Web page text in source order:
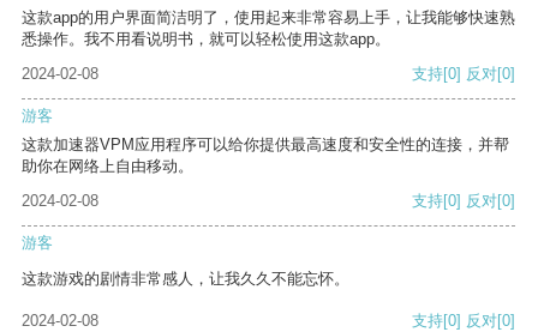
这款app的用户界面简洁明了，使用起来非常容易上手，让我能够快速熟
悉操作。我不用看说明书，就可以轻松使用这款app。
2024-02-08
支持[0] 反对[0]
游客
这款加速器VPM应用程序可以给你提供最高速度和安全性的连接，并帮
助你在网络上自由移动。
2024-02-08
支持[0] 反对[0]
游客
这款游戏的剧情非常感人，让我久久不能忘怀。
2024-02-08 支持[0] 反对[0]